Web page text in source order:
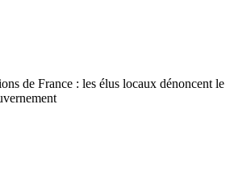
de France : les élus locaux dénoncent le